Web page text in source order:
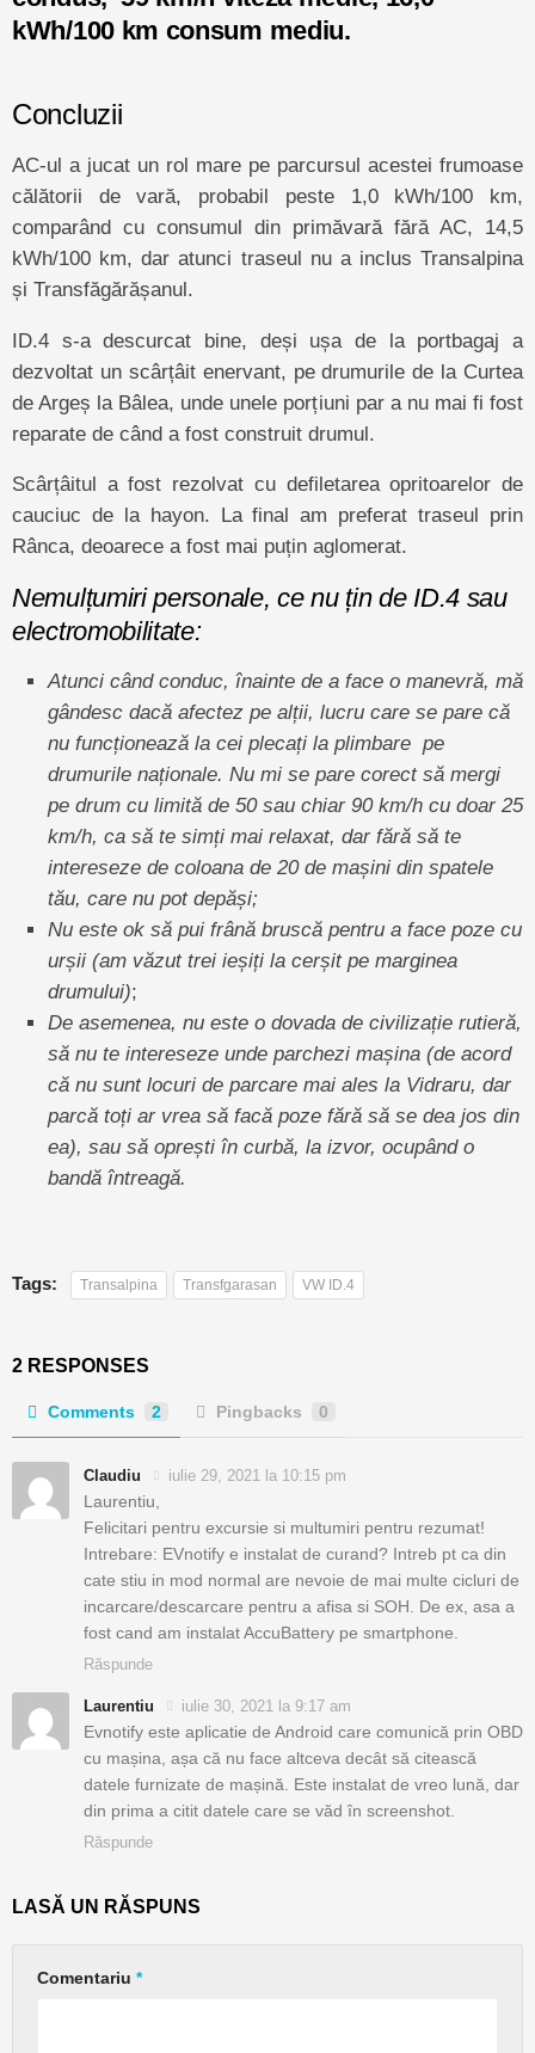
kWh/100 km consum mediu.
Concluzii
AC-ul a jucat un rol mare pe parcursul acestei frumoase
călătorii de vară, probabil peste 1,0 kWh/100 km,
comparând cu consumul din primăvară fără AC, 14,5
kWh/100 km, dar atunci traseul nu a inclus Transalpina
și Transfăgărășanul.
ID.4 s-a descurcat bine, deși ușa de la portbagaj a
dezvoltat un scârțâit enervant, pe drumurile de la Curtea
de Argeș la Bâlea, unde unele porțiuni par a nu mai fi fost
reparate de când a fost construit drumul.
Scârțâitul a fost rezolvat cu defiletarea opritoarelor de
cauciuc de la hayon. La final am preferat traseul prin
Rânca, deoarece a fost mai puțin aglomerat.
Nemulțumiri personale, ce nu țin de ID.4 sau
electromobilitate:
Atunci când conduc, înainte de a face o manevră, mă
gândesc dacă afectez pe alții, lucru care se pare că
nu funcționează la cei plecați la plimbare pe
drumurile naționale. Nu mi se pare corect să mergi
pe drum cu limită de 50 sau chiar 90 km/h cu doar 25
km/h, ca să te simți mai relaxat, dar fără să te
intereseze de coloana de 20 de mașini din spatele
tău, care nu pot depăși;
Nu este ok să pui frână bruscă pentru a face poze cu
urșii (am văzut trei ieșiți la cerșit pe marginea
drumului);
De asemenea, nu este o dovada de civilizație rutieră,
să nu te intereseze unde parchezi mașina (de acord
că nu sunt locuri de parcare mai ales la Vidraru, dar
parcă toți ar vrea să facă poze fără să se dea jos din
ea), sau să oprești în curbă, la izvor, ocupând o
bandă întreagă.
Tags: Transalpina Transfgarasan VW ID.4
2 RESPONSES
Comments 2 Pingbacks 0
Claudiu iulie 29, 2021 la 10:15 pm
Laurentiu,
Felicitari pentru excursie si multumiri pentru rezumat!
Intrebare: EVnotify e instalat de curand? Intreb pt ca din
cate stiu in mod normal are nevoie de mai multe cicluri de
incarcare/descarcare pentru a afisa si SOH. De ex, asa a
fost cand am instalat AccuBattery pe smartphone.
Răspunde
Laurentiu iulie 30, 2021 la 9:17 am
Evnotify este aplicatie de Android care comunică prin OBD
cu mașina, așa că nu face altceva decât să citească
datele furnizate de mașină. Este instalat de vreo lună, dar
din prima a citit datele care se văd în screenshot.
Răspunde
LASĂ UN RĂSPUNS
Comentariu *